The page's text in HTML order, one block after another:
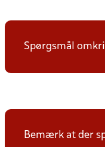
Spørgsmål
Bemærk at der